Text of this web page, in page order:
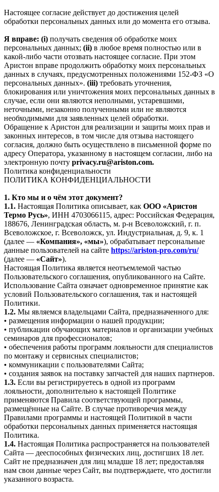
Настоящее согласие действует до достижения целей
обработки персональных данных или до момента его отзыва.
Я вправе: (i) получать сведения об обработке моих
персональных данных; (ii) в любое время полностью или в
какой-либо части отозвать настоящее согласие. При этом
Аристон вправе продолжить обработку моих персональных
данных в случаях, предусмотренных положениями 152-ФЗ «О
персональных данных». (iii) требовать уточнения,
блокирования или уничтожения моих персональных данных в
случае, если они являются неполными, устаревшими,
неточными, незаконно полученными или не являются
необходимыми для заявленных целей обработки.
Обращение к Аристон для реализации и защиты моих прав и
законных интересов, в том числе для отзыва настоящего
согласия, должно быть осуществлено в письменной форме по
адресу Оператора, указанному в настоящем согласии, либо на
электронную почту privacy.ru@ariston.com.
Политика конфиденциальности
ПОЛИТИКА КОНФИДЕНЦИАЛЬНОСТИ
1. Кто мы и о чём этот документ?
1.1. Настоящая Политика описывает, как ООО «Аристон
Термо Русь», ИНН 4703066115, адрес: Российская Федерация,
188676, Ленинградская область, м. р-н Всеволожский, г. п.
Всеволожское, г. Всеволожск, ул. Индустриальная, д. 9, к. 1
(далее — «Компания», «мы»), обрабатывает персональные
данные пользователей на сайте https://ariston-pro.com/ru/
(далее — «Сайт»).
Настоящая Политика является неотъемлемой частью
Пользовательского соглашения, опубликованного на Сайте.
Использование Сайта означает одновременное принятие как
условий Пользовательского соглашения, так и настоящей
Политики.
1.2. Мы являемся владельцами Сайта, предназначенного для:
• размещения информации о нашей продукции;
• публикации обучающих материалов и организации учебных
семинаров для профессионалов;
• обеспечения работы программ лояльности для специалистов
по монтажу и сервисных специалистов;
• коммуникации с пользователями Сайта;
• создания заявок на поставку запчастей для наших партнеров.
1.3. Если вы регистрируетесь в одной из программ
лояльности, дополнительно к настоящей Политике
применяются Правила соответствующей программы,
размещённые на Сайте. В случае противоречия между
Правилами программы и настоящей Политикой в части
обработки персональных данных применяется настоящая
Политика.
1.4. Настоящая Политика распространяется на пользователей
Сайта — дееспособных физических лиц, достигших 18 лет.
Сайт не предназначен для лиц младше 18 лет; предоставляя
нам свои данные через Сайт, вы подтверждаете, что достигли
указанного возраста.